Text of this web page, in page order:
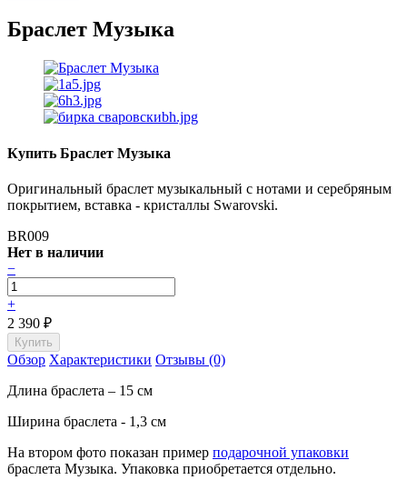
Браслет Музыка
Купить Браслет Музыка
Оригинальный браслет музыкальный с нотами и серебряным
покрытием, вставка - кристаллы Swarovski.
BR009
Нет в наличии
−
+
2 390 ₽
Обзор Характеристики Отзывы (0)
Длина браслета – 15 см
Ширина браслета - 1,3 см
На втором фото показан пример подарочной упаковки
браслета Музыка. Упаковка приобретается отдельно.